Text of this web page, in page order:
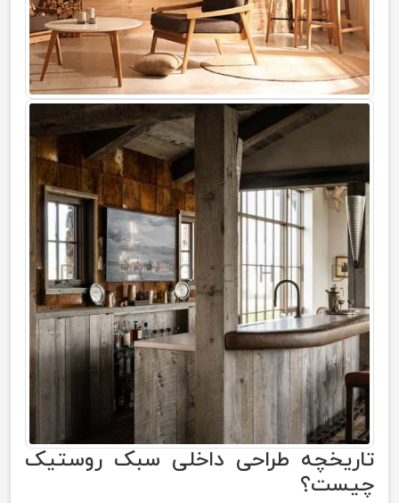
تاریخچه طراحی داخلی سبک روستیک
چیست؟